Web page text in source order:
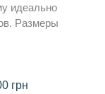
идеально
Размеры
грн